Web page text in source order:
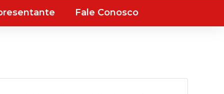
Fale Conosco